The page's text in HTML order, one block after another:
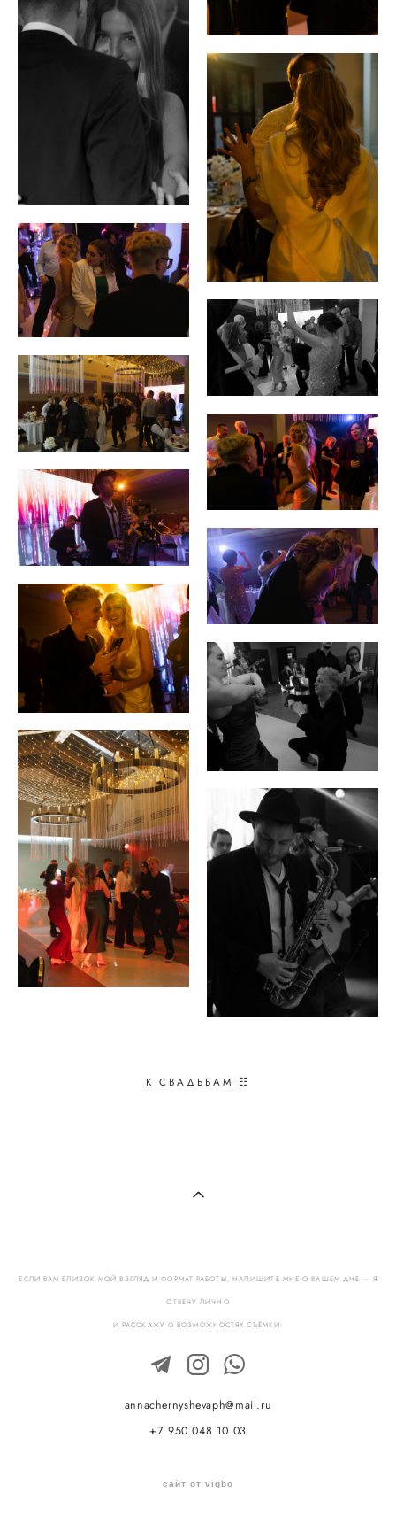
К СВАДЬБАМ ☷
ЕСЛИ ВАМ БЛИЗОК МОЙ ВЗГЛЯД И ФОРМАТ РАБОТЫ, НАПИШИТЕ МНЕ О ВАШЕМ ДНЕ — Я
ОТВЕЧУ ЛИЧНО
И РАССКАЖУ О ВОЗМОЖНОСТЯХ СЪЁМКИ:
annachernyshevaph@mail.ru
+7 950 048 10 03
сайт от vigbo